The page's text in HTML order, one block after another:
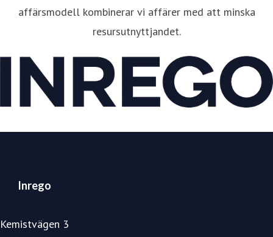
affärsmodell kombinerar vi affärer med att minska
resursutnyttjandet.
Inrego
Kemistvägen 3